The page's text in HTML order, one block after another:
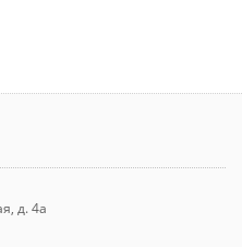
д. 4а